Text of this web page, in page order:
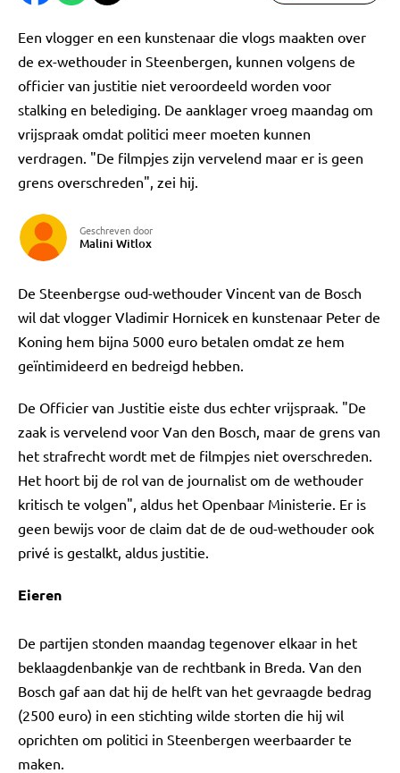
Een vlogger en een kunstenaar die vlogs maakten over
de ex-wethouder in Steenbergen, kunnen volgens de
officier van justitie niet veroordeeld worden voor
stalking en belediging. De aanklager vroeg maandag om
vrijspraak omdat politici meer moeten kunnen
verdragen. "De filmpjes zijn vervelend maar er is geen
grens overschreden", zei hij.
Geschreven door
Malini Witlox
De Steenbergse oud-wethouder Vincent van de Bosch
wil dat vlogger Vladimir Hornicek en kunstenaar Peter de
Koning hem bijna 5000 euro betalen omdat ze hem
geïntimideerd en bedreigd hebben.
De Officier van Justitie eiste dus echter vrijspraak. "De
zaak is vervelend voor Van den Bosch, maar de grens van
het strafrecht wordt met de filmpjes niet overschreden.
Het hoort bij de rol van de journalist om de wethouder
kritisch te volgen", aldus het Openbaar Ministerie. Er is
geen bewijs voor de claim dat de de oud-wethouder ook
privé is gestalkt, aldus justitie.
Eieren
De partijen stonden maandag tegenover elkaar in het
beklaagdenbankje van de rechtbank in Breda. Van den
Bosch gaf aan dat hij de helft van het gevraagde bedrag
(2500 euro) in een stichting wilde storten die hij wil
oprichten om politici in Steenbergen weerbaarder te
maken.